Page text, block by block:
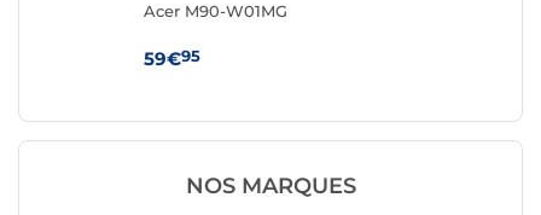
Acer M90-W01MG
59€95
NOS MARQUES